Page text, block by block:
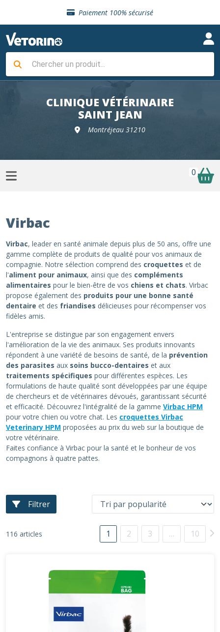
Paiement 100% sécurisé
Livraison gratuite en clinique vétérinaire
Sélection de croquettes vétérinaire
Livraison gratuite en clinique vétérinaire
Retour gratuit en clinique
CLINIQUE VÉTÉRINAIRE
SAINT JEAN
Montréjeau 31210
0
Virbac
Virbac, leader en santé animale depuis plus de 50 ans, offre une
gamme complète de produits de qualité pour vos animaux de
compagnie. Notre sélection comprend des croquettes et de
l'aliment pour animaux, ainsi que des compléments
alimentaires pour le bien-être de vos chiens et chats. Virbac
propose également des produits pour une bonne santé
dentaire et des friandises délicieuses pour récompenser vos
fidèles amis.
L'entreprise se distingue par son engagement envers
l'amélioration de la vie des animaux. Ses produits innovants
répondent à une variété de besoins de santé, de la prévention
des parasites aux soins bucco-dentaires et aux
traitements spécifiques pour différentes espèces. Les
formulations de haute qualité sont développées par une équipe
de chercheurs et de vétérinaires dévoués, garantissant sécurité
et efficacité. Découvrez l'intégralité de la gamme Virbac HPM
pour votre chien ou votre chat. Les croquettes Virbac
Veterinary HPM proposées au prix du web sur la boutique de
votre vétérinaire.
Faites confiance à Virbac pour la santé et le bonheur de vos
compagnons à quatre pattes.
Filtrer
116 articles 1 2 3 … 10